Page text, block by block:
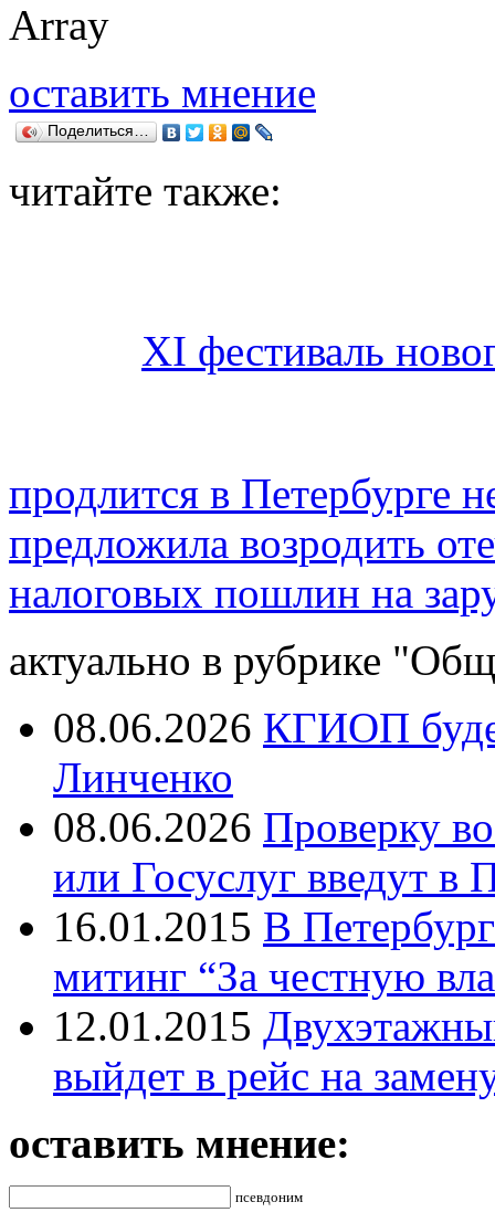
Array
оставить мнение
Поделиться…
читайте также:
XI фестиваль
продлится в Петербурге
предложила возродить
налоговых пошлин на
актуально в рубрике
08.06.2026 КГИОП
Линченко
08.06.2026 Проверку
или Госуслуг введут в
16.01.2015 В
митинг “За честную
12.01.2015
выйдет в рейс на
оставить мнение:
псевдоним